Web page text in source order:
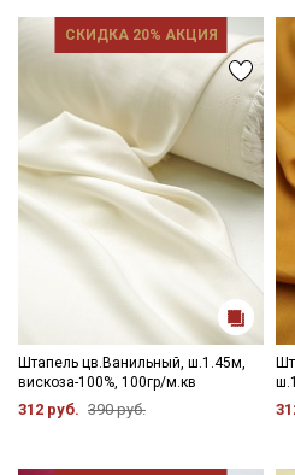
СКИДКА 20% АКЦИЯ
Штапель цв.Ванильный, ш.1.45м,
вискоза-100%, 100гр/м.кв
312 руб. 390 руб.